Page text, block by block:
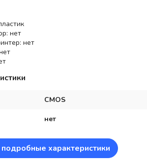
нет
нет
CMOS
нет
характеристики